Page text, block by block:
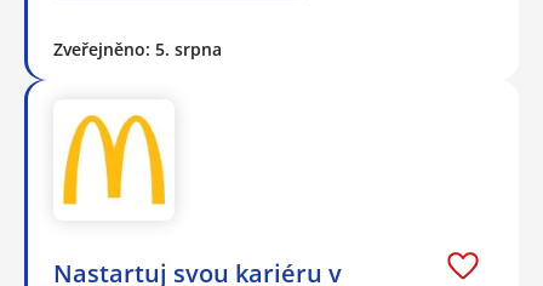
Zveřejněno: 5. srpna
Nastartuj svou kariéru v